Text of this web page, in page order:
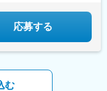
応募する
む